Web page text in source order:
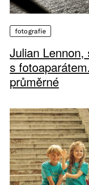
fotografie
Julian Lennon,
s
průměrné